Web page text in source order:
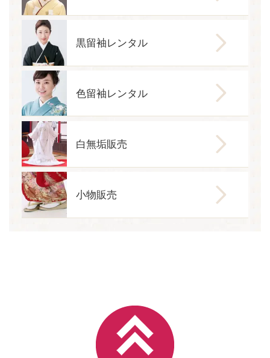
黒留袖レンタル
色留袖レンタル
白無垢販売
小物販売